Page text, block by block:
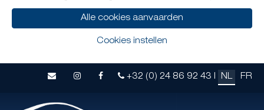
Alle cookies aanvaarden
Cookies instellen
+32 (0) 24 86 92 43 | NL FR